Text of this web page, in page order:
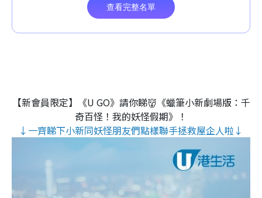
【新會員限定】《U GO》請你睇👹《蠟筆小新劇場版：千
奇百怪！我的妖怪假期》！
↓一齊睇下小新同妖怪朋友們點樣聯手拯救屋企人啦↓